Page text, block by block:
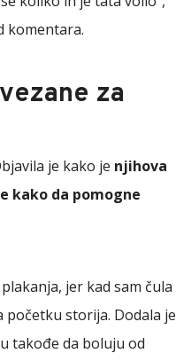
komentara.
za
je kako je njihova
kako da pomogne
jer kad sam čula
početku storija. Dodala je
takođe da boluju od